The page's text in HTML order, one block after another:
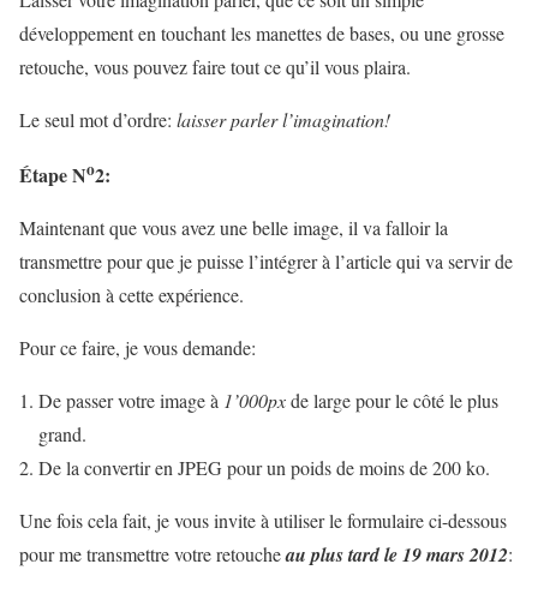
développement en touchant les manettes de bases, ou une grosse
retouche, vous pouvez faire tout ce qu’il vous plaira.
Le seul mot d’ordre: laisser parler l’imagination!
ÉtapeNo2:
Maintenant que vous avez une belle image, il va falloir la
transmettre pour que je puisse l’intégrer à l’article qui va servir de
conclusion à cette expérience.
Pour ce faire, je vous demande:
De passer votre image à 1’000pxde large pour le côté le plus
grand.
De la convertir en JPEG pour un poids de moins de 200 ko.
Une fois cela fait, je vous invite à utiliser le formulaire ci-dessous
pour me transmettre votre retoucheau plus tard le 19 mars 2012: